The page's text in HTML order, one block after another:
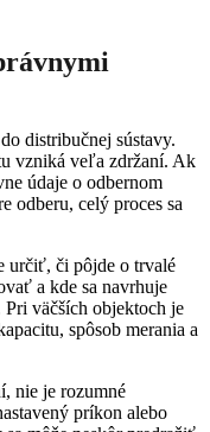
do distribučnej sústavy.
vzniká veľa zdržaní. Ak
údaje o odbernom
odberu, celý proces sa
určiť, či pôjde o trvalé
a kde sa navrhuje
Pri väčších objektoch je
spôsob merania a
nie je rozumné
príkon alebo